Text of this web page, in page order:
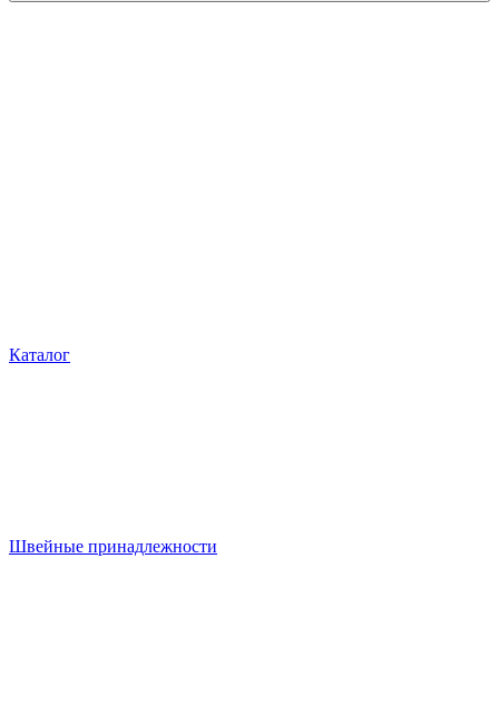
Каталог
Швейные принадлежности